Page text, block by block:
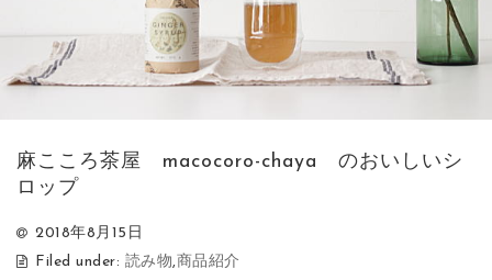
麻こころ茶屋 macocoro-chaya のおいしいシ
ロップ
2018年8月15日
Filed under: 読み物,商品紹介